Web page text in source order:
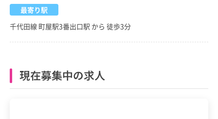
最寄り駅
千代田線 町屋駅3番出口駅 から 徒歩3分
現在募集中の求人